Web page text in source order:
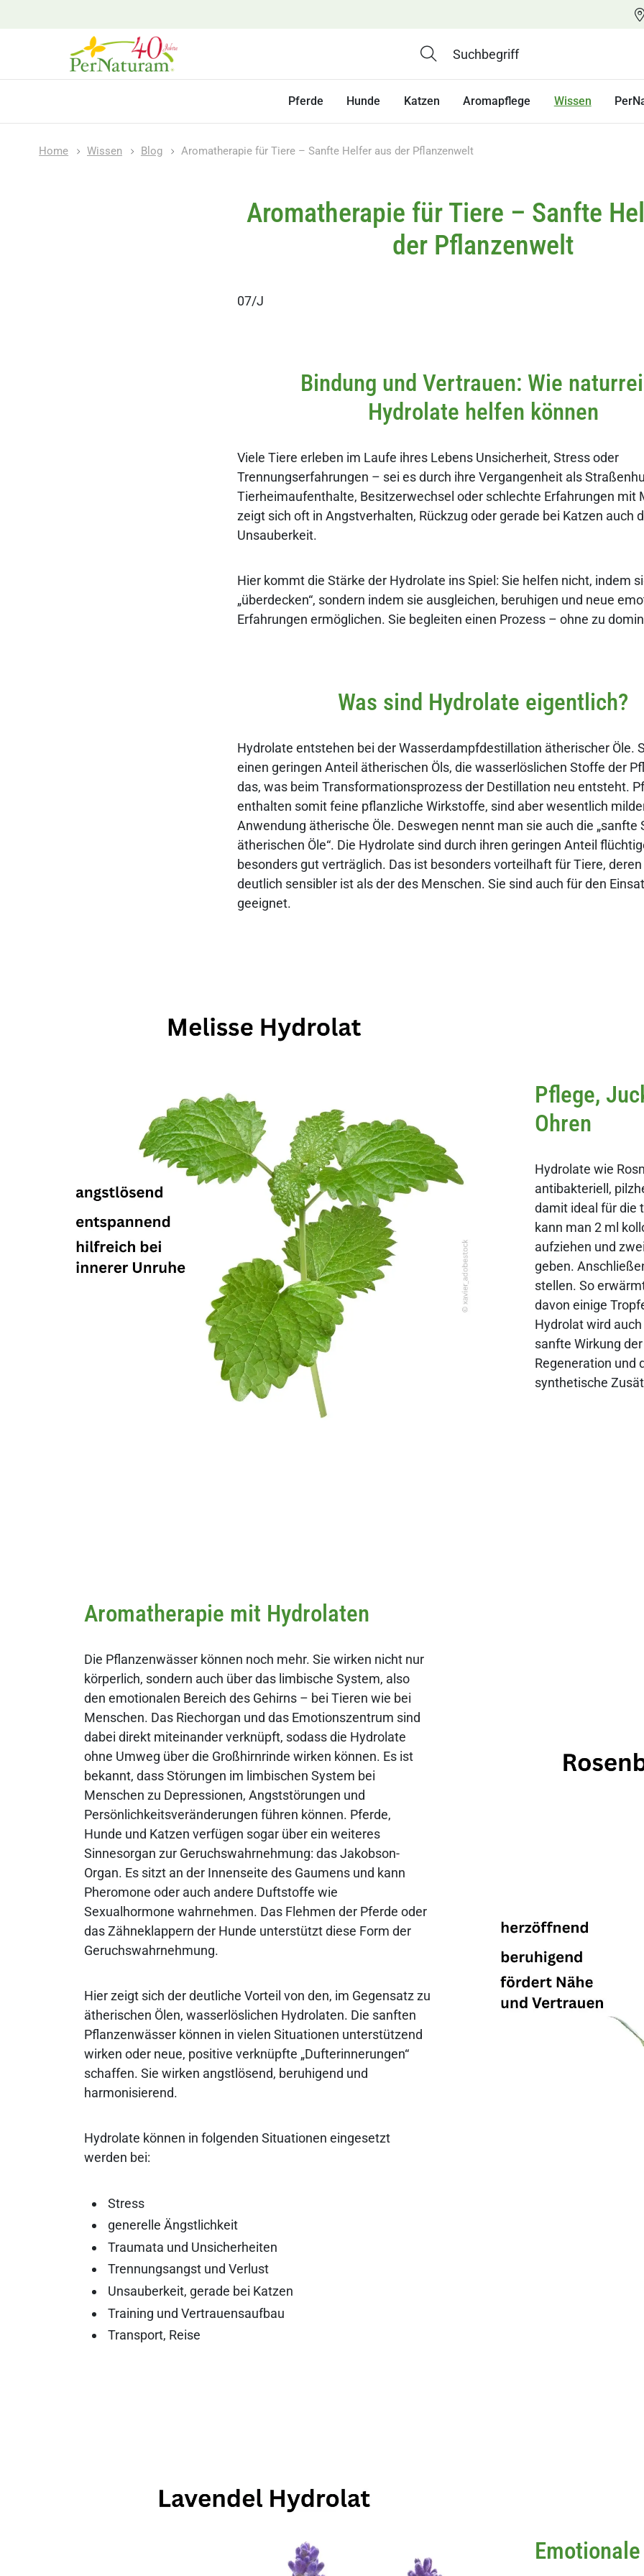
Pferde Hunde Katzen Aromapflege Wissen
Home Wissen Blog Aromatherapie für Tiere – Sanfte Helfer aus der Pflanzenwelt
Aromatherapie für Tiere – Sanfte
der Pflanzenwelt
07/J
Bindung und Vertrauen: Wie
Hydrolate helfen können
Viele Tiere erleben im Laufe ihres Lebens Unsicherheit, Stress oder
Trennungserfahrungen – sei es durch ihre Vergangenheit als
Tierheimaufenthalte, Besitzerwechsel oder schlechte Erfahrungen mit
zeigt sich oft in Angstverhalten, Rückzug oder gerade bei Katzen auch
Unsauberkeit.
Hier kommt die Stärke der Hydrolate ins Spiel: Sie helfen nicht, indem
„überdecken“, sondern indem sie ausgleichen, beruhigen und neue
Erfahrungen ermöglichen. Sie begleiten einen Prozess – ohne zu
Was sind Hydrolate eigentlich?
Hydrolate entstehen bei der Wasserdampfdestillation ätherischer Öle.
einen geringen Anteil ätherischen Öls, die wasserlöslichen Stoffe der
das, was beim Transformationsprozess der Destillation neu entsteht.
enthalten somit feine pflanzliche Wirkstoffe, sind aber wesentlich
Anwendung ätherische Öle. Deswegen nennt man sie auch die „sanfte
ätherischen Öle“. Die Hydrolate sind durch ihren geringen Anteil
besonders gut verträglich. Das ist besonders vorteilhaft für Tiere,
deutlich sensibler ist als der des Menschen. Sie sind auch für den
geeignet.
Pflege,
Ohren
Hydrolate wie
antibakteriell,
damit ideal für die
kann man 2 ml
aufziehen und
geben.
stellen. So
davon einige
Hydrolat wird
sanfte Wirkung
Regeneration und
synthetische
Aromatherapie mit Hydrolaten
Die Pflanzenwässer können noch mehr. Sie wirken nicht nur
körperlich, sondern auch über das limbische System, also
den emotionalen Bereich des Gehirns – bei Tieren wie bei
Menschen. Das Riechorgan und das Emotionszentrum sind
dabei direkt miteinander verknüpft, sodass die Hydrolate
ohne Umweg über die Großhirnrinde wirken können. Es ist
bekannt, dass Störungen im limbischen System bei
Menschen zu Depressionen, Angststörungen und
Persönlichkeitsveränderungen führen können. Pferde,
Hunde und Katzen verfügen sogar über ein weiteres
Sinnesorgan zur Geruchswahrnehmung: das Jakobson-
Organ. Es sitzt an der Innenseite des Gaumens und kann
Pheromone oder auch andere Duftstoffe wie
Sexualhormone wahrnehmen. Das Flehmen der Pferde oder
das Zähneklappern der Hunde unterstützt diese Form der
Geruchswahrnehmung.
Hier zeigt sich der deutliche Vorteil von den, im Gegensatz zu
ätherischen Ölen, wasserlöslichen Hydrolaten. Die sanften
Pflanzenwässer können in vielen Situationen unterstützend
wirken oder neue, positive verknüpfte „Dufterinnerungen“
schaffen. Sie wirken angstlösend, beruhigend und
harmonisierend.
Hydrolate können in folgenden Situationen eingesetzt
werden bei:
Stress
generelle Ängstlichkeit
Traumata und Unsicherheiten
Trennungsangst und Verlust
Unsauberkeit, gerade bei Katzen
Training und Vertrauensaufbau
Transport, Reise